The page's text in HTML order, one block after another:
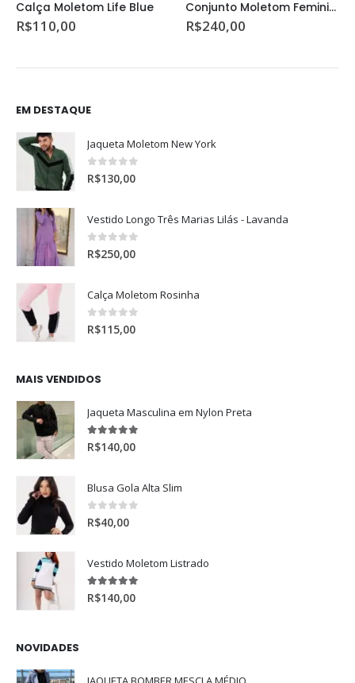
R$240,00
Blusa Moletom Luvinhas
R$130,00
EM DESTAQUE
Jaqueta Moletom New York
0de 5
R$130,00
Vestido Longo Três Marias Lilás - Lavanda
0de 5
R$250,00
Calça Moletom Rosinha
0de 5
R$115,00
MAIS VENDIDOS
Jaqueta Masculina em Nylon Preta
5.00de 5
R$140,00
Blusa Gola Alta Slim
0de 5
R$40,00
Vestido Moletom Listrado
5.00de 5
R$140,00
NOVIDADES